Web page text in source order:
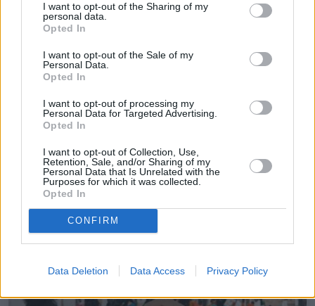
I want to opt-out of the Sharing of my
personal data.
Opted In
I want to opt-out of the Sale of my
Personal Data.
Opted In
I want to opt-out of processing my
Personal Data for Targeted Advertising.
Opted In
I want to opt-out of Collection, Use,
Retention, Sale, and/or Sharing of my
Personal Data that Is Unrelated with the
Purposes for which it was collected.
Opted In
CONFIRM
Data Deletion Data Access Privacy Policy
Seguridad
Diversión
Internet
⛅ 22ºC Sensación: 22ºC